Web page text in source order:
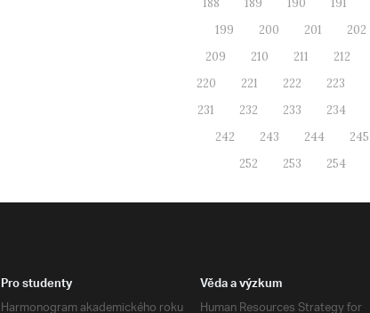
199
200 201 202
209
210 211 212
220
221 222 223
231
232 233 234
242
243 244 245
252
253 254
Pro studenty
Harmonogram akademického roku
Věda a výzkum
Human Resources Strategy for